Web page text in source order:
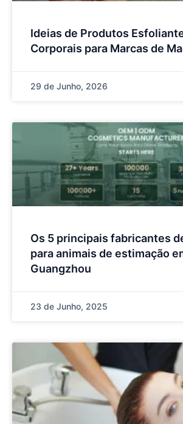
Ideias de Produtos
Corporais para Marcas de
29 de Junho, 2026
Os 5 principais fabricantes
para animais de estimação
Guangzhou
23 de Junho, 2025